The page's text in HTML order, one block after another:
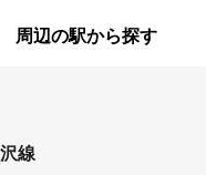
北町
周辺の駅から探す
線